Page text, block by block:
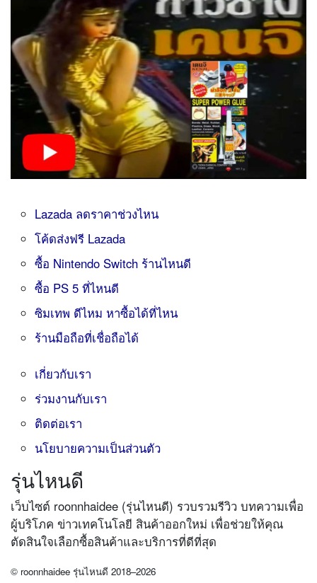
Lazada ลดราคาช่วงไหน
โค้ดส่งฟรี Lazada
ซื้อ Nintendo Switch ร้านไหนดี
ซื้อ PS 5 ที่ไหนดี
ซิมเทพ ดีไหม หาซื้อได้ที่ไหน
ร้านมือถือที่เชื่อถือได้
เกี่ยวกับเรา
ร่วมงานกับเรา
ติดต่อเรา
นโยบายความเป็นส่วนตัว
รุ่นไหนดี
เว็บไซต์ roonnhaidee (รุ่นไหนดี) รวบรวมรีวิว บทความเพื่อ
ผู้บริโภค ข่าวเทคโนโลยี สินค้าออกใหม่ เพื่อช่วยให้คุณ
ตัดสินใจเลือกซื้อสินค้าและบริการที่ดีที่สุด
© roonnhaidee รุ่นไหนดี 2018–2026